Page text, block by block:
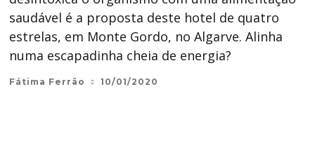
saudável é a proposta deste hotel de quatro
estrelas, em Monte Gordo, no Algarve. Alinha
numa escapadinha cheia de energia?
Fátima Ferrão 10/01/2020